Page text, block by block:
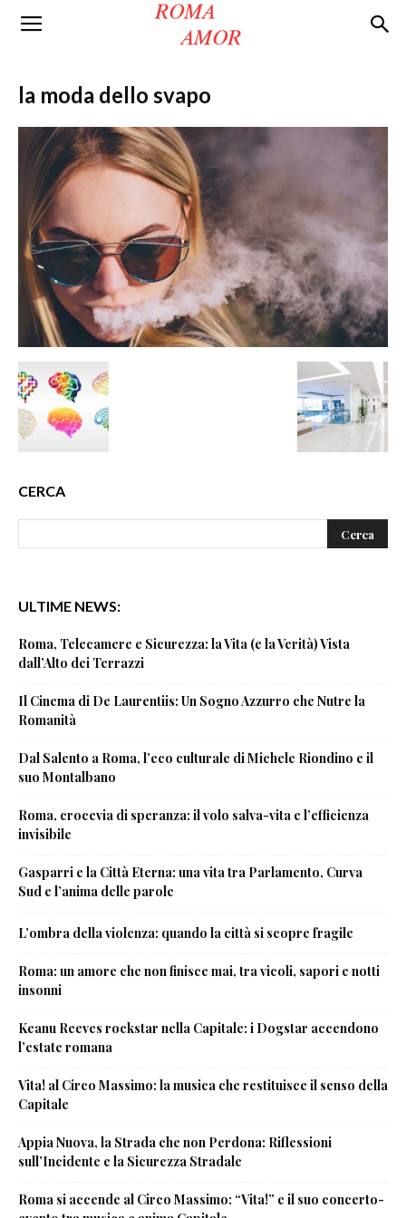
Roma
Amorla moda dello svapo
CERCA
ULTIME NEWS:
Roma, Telecamere e Sicurezza: la Vita (e la Verità) Vista
dall’Alto dei Terrazzi
Il Cinema di De Laurentiis: Un Sogno Azzurro che Nutre la
Romanità
Dal Salento a Roma, l’eco culturale di Michele Riondino e il
suo Montalbano
Roma, crocevia di speranza: il volo salva-vita e l’efficienza
invisibile
Gasparri e la Città Eterna: una vita tra Parlamento, Curva
Sud e l’anima delle parole
L’ombra della violenza: quando la città si scopre fragile
Roma: un amore che non finisce mai, tra vicoli, sapori e notti
insonni
Keanu Reeves rockstar nella Capitale: i Dogstar accendono
l’estate romana
Vita! al Circo Massimo: la musica che restituisce il senso della
Capitale
Appia Nuova, la Strada che non Perdona: Riflessioni
sull’Incidente e la Sicurezza Stradale
Roma si accende al Circo Massimo: “Vita!” e il suo concerto-